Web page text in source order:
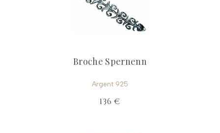
Broche Spernenn
Argent 925
136 €